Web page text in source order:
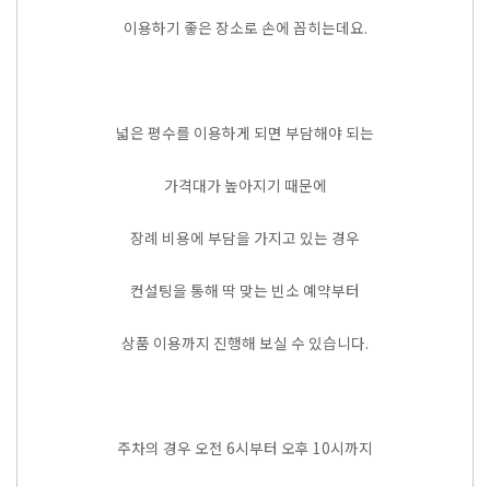
이용하기 좋은 장소로 손에 꼽히는데요.
넓은 평수를 이용하게 되면 부담해야 되는
가격대가 높아지기 때문에
장례 비용에 부담을 가지고 있는 경우
컨설팅을 통해 딱 맞는 빈소 예약부터
상품 이용까지 진행해 보실 수 있습니다.
주차의 경우 오전 6시부터 오후 10시까지